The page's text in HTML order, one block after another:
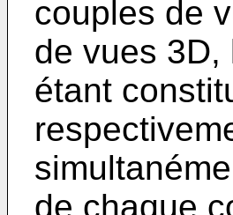
couples de
de vues 3D,
étant
de chaque